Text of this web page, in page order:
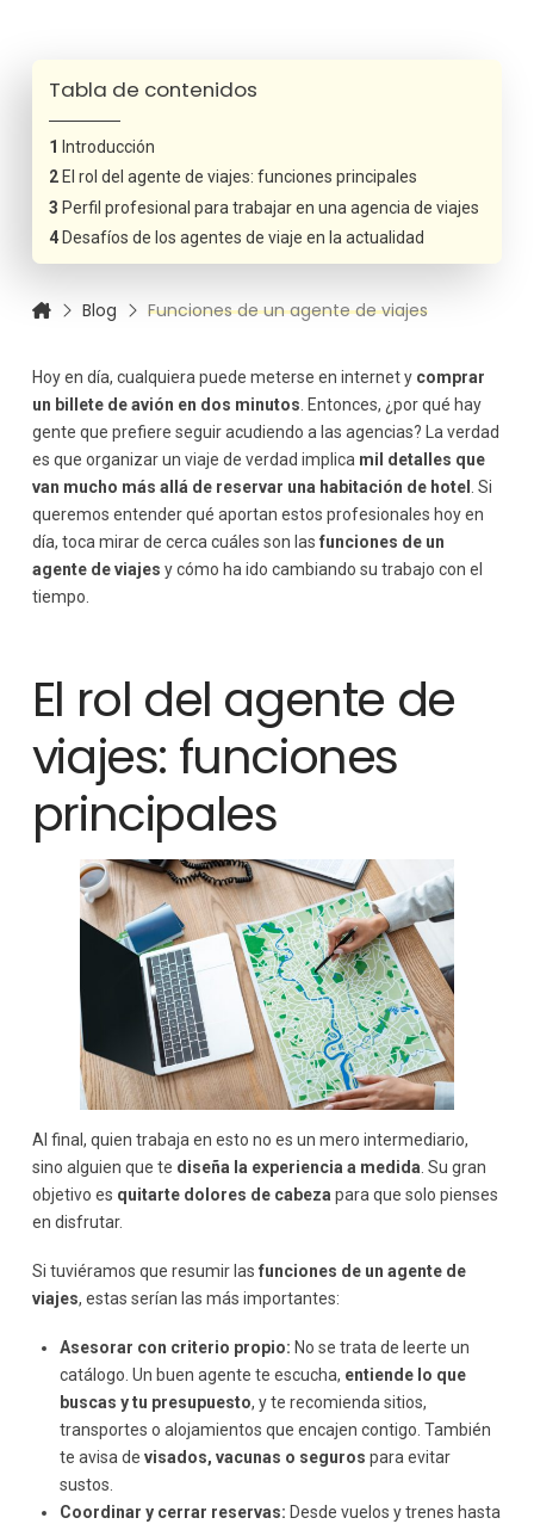
Tabla de contenidos
Introducción
El rol del agente de viajes: funciones principales
Perfil profesional para trabajar en una agencia de viajes
Desafíos de los agentes de viaje en la actualidad
Blog Funciones de un agente de viajes
Hoy en día, cualquiera puede meterse en internet y comprar
un billete de avión en dos minutos . Entonces, ¿por qué hay
gente que prefiere seguir acudiendo a las agencias? La verdad
es que organizar un viaje de verdad implica mil detalles que
van mucho más allá de reservar una habitación de hotel
. Si
queremos entender qué aportan estos profesionales hoy en
día, toca mirar de cerca cuáles son las funciones de un
agente de viajes y cómo ha ido cambiando su trabajo con el
tiempo.
El rol del agente de
viajes: funciones
principales
Al final, quien trabaja en esto no es un mero intermediario,
sino alguien que te diseña la experiencia a medida . Su gran
objetivo es quitarte dolores de cabeza para que solo pienses
en disfrutar.
Si tuviéramos que resumir las funciones de un agente de
viajes, estas serían las más importantes:
Asesorar con criterio propio: No se trata de leerte un
catálogo. Un buen agente te escucha, entiende lo que
buscas y tu presupuesto, y te recomienda sitios,
transportes o alojamientos que encajen contigo. También
te avisa devisados, vacunas o seguros para evitar
sustos.
Coordinar y cerrar reservas: Desde vuelos y trenes hasta